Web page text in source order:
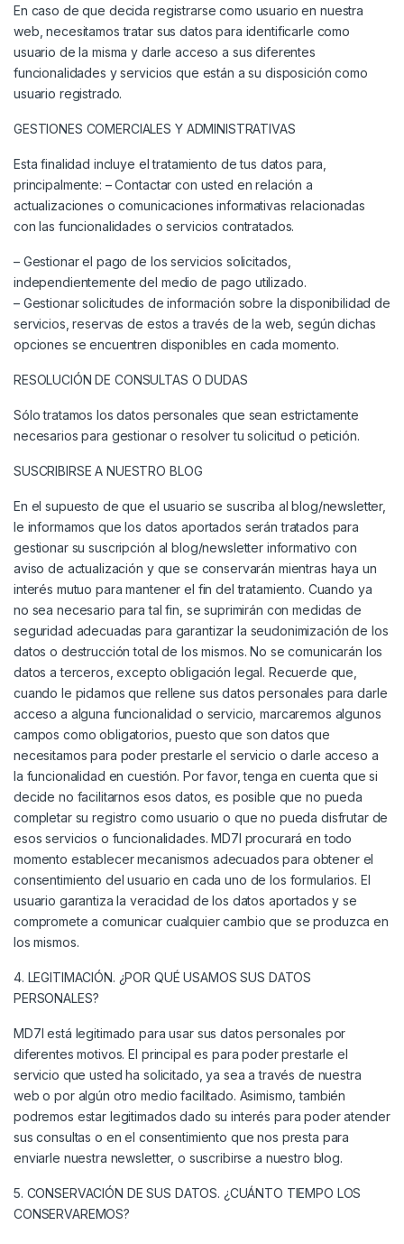
En caso de que decida registrarse como usuario en nuestra
web, necesitamos tratar sus datos para identificarle como
usuario de la misma y darle acceso a sus diferentes
funcionalidades y servicios que están a su disposición como
usuario registrado.
GESTIONES COMERCIALES Y ADMINISTRATIVAS
Esta finalidad incluye el tratamiento de tus datos para,
principalmente: – Contactar con usted en relación a
actualizaciones o comunicaciones informativas relacionadas
con las funcionalidades o servicios contratados.
– Gestionar el pago de los servicios solicitados,
independientemente del medio de pago utilizado.
– Gestionar solicitudes de información sobre la disponibilidad de
servicios, reservas de estos a través de la web, según dichas
opciones se encuentren disponibles en cada momento.
RESOLUCIÓN DE CONSULTAS O DUDAS
Sólo tratamos los datos personales que sean estrictamente
necesarios para gestionar o resolver tu solicitud o petición.
SUSCRIBIRSE A NUESTRO BLOG
En el supuesto de que el usuario se suscriba al blog/newsletter,
le informamos que los datos aportados serán tratados para
gestionar su suscripción al blog/newsletter informativo con
aviso de actualización y que se conservarán mientras haya un
interés mutuo para mantener el fin del tratamiento. Cuando ya
no sea necesario para tal fin, se suprimirán con medidas de
seguridad adecuadas para garantizar la seudonimización de los
datos o destrucción total de los mismos. No se comunicarán los
datos a terceros, excepto obligación legal. Recuerde que,
cuando le pidamos que rellene sus datos personales para darle
acceso a alguna funcionalidad o servicio, marcaremos algunos
campos como obligatorios, puesto que son datos que
necesitamos para poder prestarle el servicio o darle acceso a
la funcionalidad en cuestión. Por favor, tenga en cuenta que si
decide no facilitarnos esos datos, es posible que no pueda
completar su registro como usuario o que no pueda disfrutar de
esos servicios o funcionalidades. MD7I procurará en todo
momento establecer mecanismos adecuados para obtener el
consentimiento del usuario en cada uno de los formularios. El
usuario garantiza la veracidad de los datos aportados y se
compromete a comunicar cualquier cambio que se produzca en
los mismos.
4. LEGITIMACIÓN. ¿POR QUÉ USAMOS SUS DATOS
PERSONALES?
MD7I está legitimado para usar sus datos personales por
diferentes motivos. El principal es para poder prestarle el
servicio que usted ha solicitado, ya sea a través de nuestra
web o por algún otro medio facilitado. Asimismo, también
podremos estar legitimados dado su interés para poder atender
sus consultas o en el consentimiento que nos presta para
enviarle nuestra newsletter, o suscribirse a nuestro blog.
5. CONSERVACIÓN DE SUS DATOS. ¿CUÁNTO TIEMPO LOS
CONSERVAREMOS?